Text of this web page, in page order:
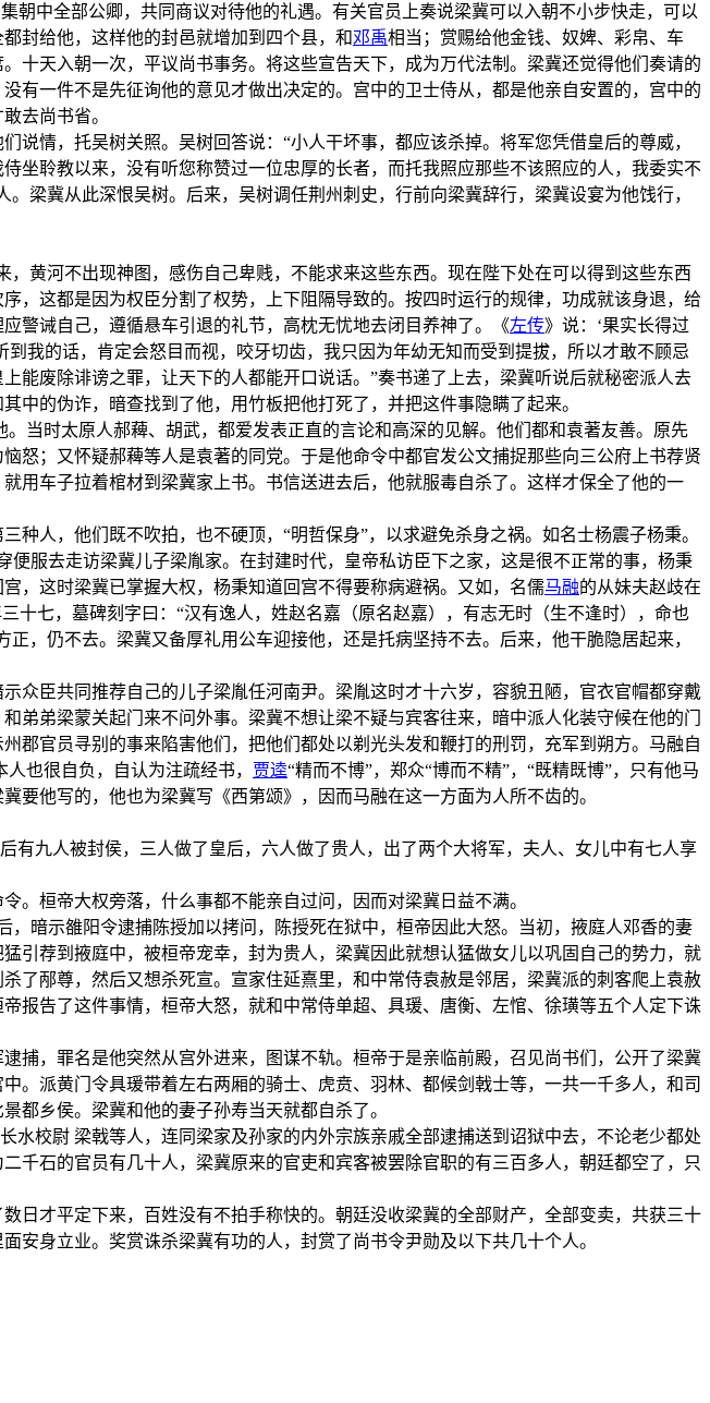
朝中全部公卿，共同商议对待他的礼遇。有关官员上奏说梁冀可以入朝不小步快走，可以
封给他，这样他的封邑就增加到四个县，和邓禹相当；赏赐给他金钱、奴婢、彩帛、车
十天入朝一次，平议尚书事务。将这些宣告天下，成为万代法制。梁冀还觉得他们奏请的
有一件不是先征询他的意见才做出决定的。宫中的卫士侍从，都是他亲自安置的，宫中的
去尚书省。
情，托吴树关照。吴树回答说：“小人干坏事，都应该杀掉。将军您凭借皇后的尊威，
坐聆教以来，没有听您称赞过一位忠厚的长者，而托我照应那些不该照应的人，我委实不
梁冀从此深恨吴树。后来，吴树调任荆州刺史，行前向梁冀辞行，梁冀设宴为他饯行，
黄河不出现神图，感伤自己卑贱，不能求来这些东西。现在陛下处在可以得到这些东西
，这都是因为权臣分割了权势，上下阻隔导致的。按四时运行的规律，功成就该身退，给
警诫自己，遵循悬车引退的礼节，高枕无忧地去闭目养神了。《左传》说：‘果实长得过
我的话，肯定会怒目而视，咬牙切齿，我只因为年幼无知而受到提拔，所以才敢不顾忌
能废除诽谤之罪，让天下的人都能开口说话。”奏书递了上去，梁冀听说后就秘密派人去
的伪诈，暗查找到了他，用竹板把他打死了，并把这件事隐瞒了起来。
当时太原人郝薭、胡武，都爱发表正直的言论和高深的见解。他们都和袁著友善。原先
怒；又怀疑郝薭等人是袁著的同党。于是他命令中都官发公文捕捉那些向三公府上书荐贤
用车子拉着棺材到梁冀家上书。书信送进去后，他就服毒自杀了。这样才保全了他的一
人，他们既不吹拍，也不硬顶，“明哲保身”，以求避免杀身之祸。如名士杨震子杨秉。
服去走访梁冀儿子梁胤家。在封建时代，皇帝私访臣下之家，这是很不正常的事，杨秉
，这时梁冀已掌握大权，杨秉知道回宫不得要称病避祸。又如，名儒马融的从妹夫赵歧在
十七，墓碑刻字曰：“汉有逸人，姓赵名嘉（原名赵嘉），有志无时（生不逢时），命也
，仍不去。梁冀又备厚礼用公车迎接他，还是托病坚持不去。后来，他干脆隐居起来，
众臣共同推荐自己的儿子梁胤任河南尹。梁胤这时才十六岁，容貌丑陋，官衣官帽都穿戴
弟梁蒙关起门来不问外事。梁冀不想让梁不疑与宾客往来，暗中派人化装守候在他的门
郡官员寻别的事来陷害他们，把他们都处以剃光头发和鞭打的刑罚，充军到朔方。马融自
也很自负，自认为注疏经书， 贾逵“精而不博”，郑众“博而不精”，“既精既博”，只有他马
要他写的，他也为梁冀写《西第颂》，因而马融在这一方面为人所不齿的。
九人被封侯，三人做了皇后，六人做了贵人，出了两个大将军，夫人、女儿中有七人享
。桓帝大权旁落，什么事都不能亲自过问，因而对梁冀日益不满。
暗示雒阳令逮捕陈授加以拷问，陈授死在狱中，桓帝因此大怒。当初，掖庭人邓香的妻
引荐到掖庭中，被桓帝宠幸，封为贵人，梁冀因此就想认猛做女儿以巩固自己的势力，就
了邴尊，然后又想杀死宣。宣家住延熹里，和中常侍袁赦是邻居，梁冀派的刺客爬上袁赦
报告了这件事情，桓帝大怒，就和中常侍单超、具瑗、唐衡、左悺、徐璜等五个人定下诛
捕，罪名是他突然从宫外进来，图谋不轨。桓帝于是亲临前殿，召见尚书们，公开了梁冀
。派黄门令具瑗带着左右两厢的骑士、虎贲、羽林、都候剑戟士等，一共一千多人，和司
都乡侯。梁冀和他的妻子孙寿当天就都自杀了。
校尉 梁戟等人，连同梁家及孙家的内外宗族亲戚全部逮捕送到诏狱中去，不论老少都处
千石的官员有几十人，梁冀原来的官吏和宾客被罢除官职的有三百多人，朝廷都空了，只
日才平定下来，百姓没有不拍手称快的。朝廷没收梁冀的全部财产，全部变卖，共获三十
安身立业。奖赏诛杀梁冀有功的人，封赏了尚书令尹勋及以下共几十个人。